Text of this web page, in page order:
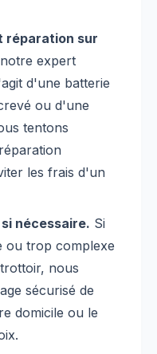
réparation sur
expert
d'une batterie
ou d'une
tentons
les frais d'un
nécessaire. Si
ou trop complexe
nous
sécurisé de
domicile ou le